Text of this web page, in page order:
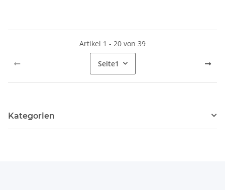
Artikel 1 - 20 von 39
Seite1
Kategorien